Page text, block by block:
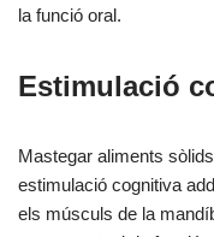
la funció oral.
Estimulació
Mastegar aliments
estimulació cognitiva
els músculs de la